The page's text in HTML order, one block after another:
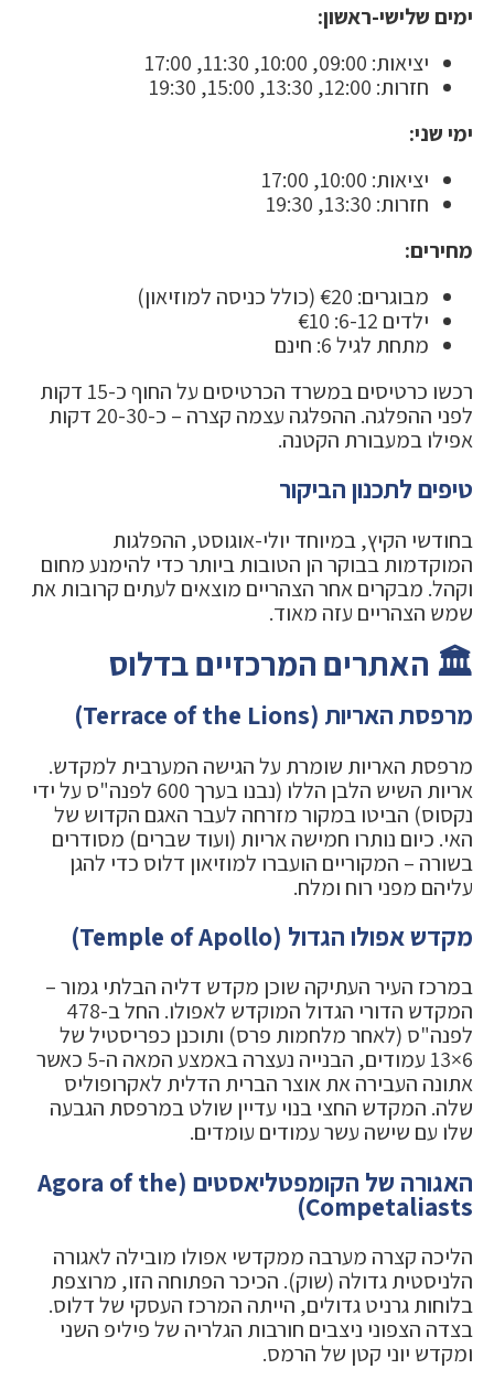
ימים שלישי-ראשון:
יציאות: 09:00, 10:00, 11:30, 17:00
חזרות: 12:00, 13:30, 15:00, 19:30
ימי שני:
יציאות: 10:00, 17:00
חזרות: 13:30, 19:30
מחירים:
מבוגרים: €20 (כולל כניסה למוזיאון)
ילדים 6-12: €10
מתחת לגיל 6: חינם
רכשו כרטיסים במשרד הכרטיסים על החוף כ-15 דקות
לפני ההפלגה. ההפלגה עצמה קצרה – כ-20-30 דקות
אפילו במעבורת הקטנה.
טיפים לתכנון הביקור
בחודשי הקיץ, במיוחד יולי-אוגוסט, ההפלגות
המוקדמות בבוקר הן הטובות ביותר כדי להימנע מחום
וקהל. מבקרים אחר הצהריים מוצאים לעתים קרובות את
שמש הצהריים עזה מאוד.
🏛️ האתרים המרכזיים בדלוס
מרפסת האריות (Terrace of the Lions)
מרפסת האריות שומרת על הגישה המערבית למקדש.
אריות השיש הלבן הללו (נבנו בערך 600 לפנה"ס על ידי
נקסוס) הביטו במקור מזרחה לעבר האגם הקדוש של
האי. כיום נותרו חמישה אריות (ועוד שברים) מסודרים
בשורה – המקוריים הועברו למוזיאון דלוס כדי להגן
עליהם מפני רוח ומלח.
מקדש אפולו הגדול (Temple of Apollo)
במרכז העיר העתיקה שוכן מקדש דליה הבלתי גמור –
המקדש הדורי הגדול המוקדש לאפולו. החל ב-478
לפנה"ס (לאחר מלחמות פרס) ותוכנן כפריסטיל של
6×13 עמודים, הבנייה נעצרה באמצע המאה ה-5 כאשר
אתונה העבירה את אוצר הברית הדלית לאקרופוליס
שלה. המקדש החצי בנוי עדיין שולט במרפסת הגבעה
שלו עם שישה עשר עמודים עומדים.
האגורה של הקומפטליאסטים (Agora of the
Competaliasts)
הליכה קצרה מערבה ממקדשי אפולו מובילה לאגורה
הלניסטית גדולה (שוק). הכיכר הפתוחה הזו, מרוצפת
בלוחות גרניט גדולים, הייתה המרכז העסקי של דלוס.
בצדה הצפוני ניצבים חורבות הגלריה של פיליפ השני
ומקדש יוני קטן של הרמס.